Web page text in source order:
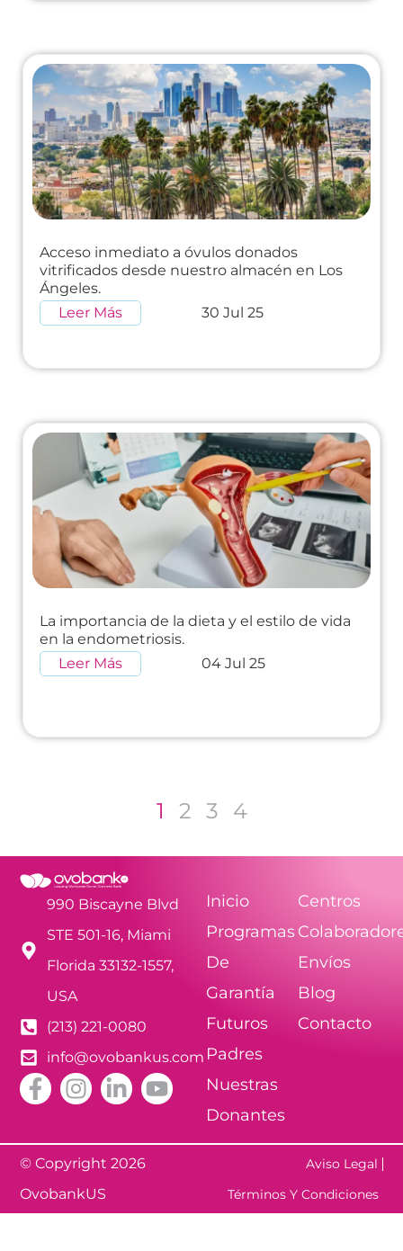
Acceso inmediato a óvulos donados
vitrificados desde nuestro almacén en Los
Ángeles.
Leer Más
30 Jul 25
La importancia de la dieta y el estilo de vida
en la endometriosis.
Leer Más
04 Jul 25
1 2 3 4
990 Biscayne Blvd
STE 501-16, Miami
Florida 33132-1557,
USA
(213) 221-0080
info@ovobankus.com
Inicio
Programas
De
Garantía
Futuros
Padres
Nuestras
Donantes
Centros
Envíos
Blog
Contacto
© Copyright 2026
OvobankUS
Aviso Legal
Términos Y Condiciones